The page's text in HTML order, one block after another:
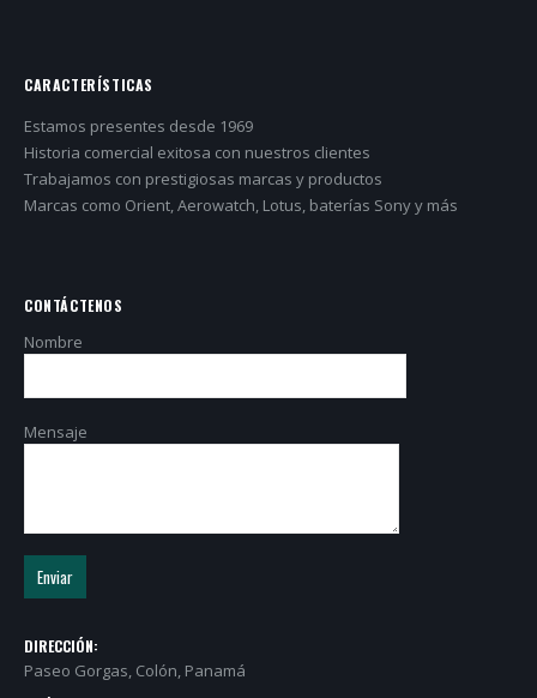
CARACTERÍSTICAS
Estamos presentes desde 1969
Historia comercial exitosa con nuestros clientes
Trabajamos con prestigiosas marcas y productos
Marcas como Orient, Aerowatch, Lotus, baterías Sony y más
CONTÁCTENOS
Nombre
Mensaje
DIRECCIÓN:
Paseo Gorgas, Colón, Panamá